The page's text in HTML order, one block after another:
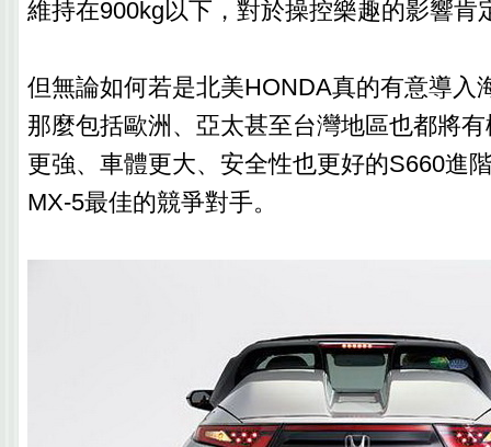
維持在900kg以下，對於操控樂趣的影響肯
但無論如何若是北美HONDA真的有意導入
那麼包括歐洲、亞太甚至台灣地區也都將
更強、車體更大、安全性也更好的S660進
MX-5最佳的競爭對手。